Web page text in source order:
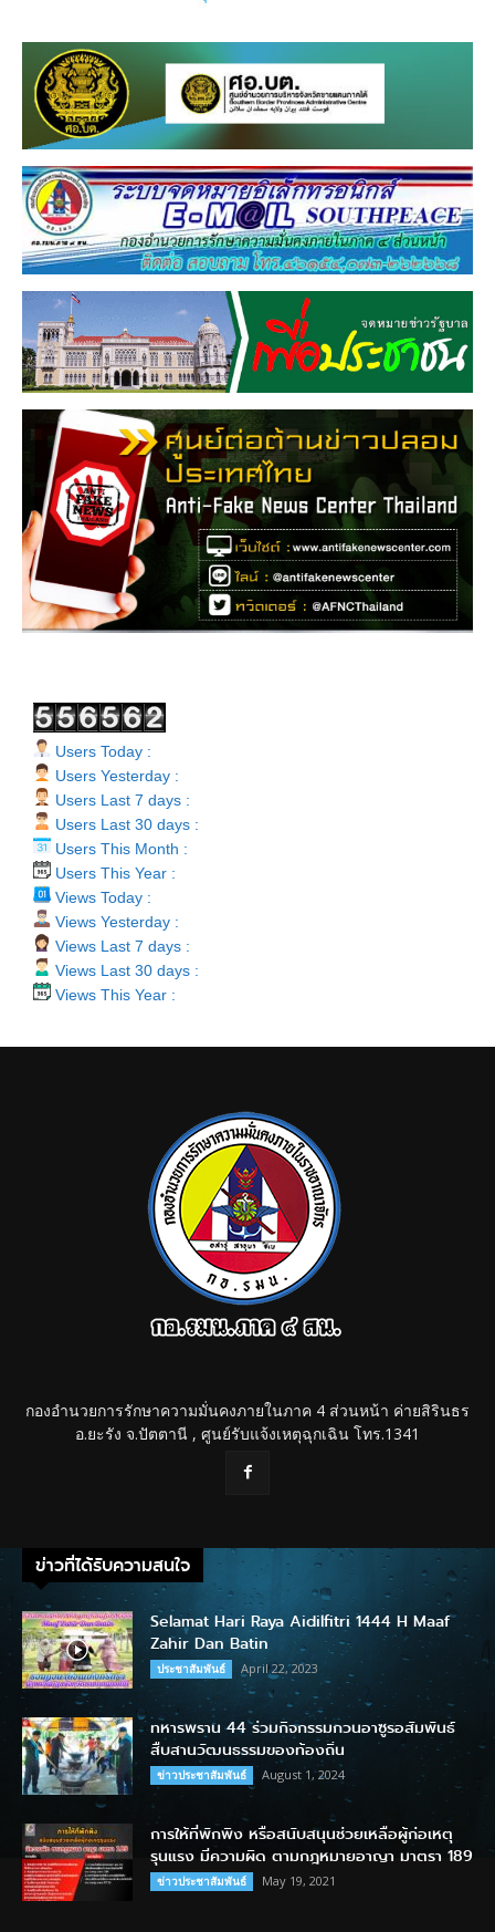
Users Today :
Users Yesterday :
Users Last 7 days :
Users Last 30 days :
Users This Month :
Users This Year :
Views Today :
Views Yesterday :
Views Last 7 days :
Views Last 30 days :
Views This Year :
กองอำนวยการรักษาความมั่นคงภายในภาค 4 ส่วนหน้า ค่ายสิรินธร
อ.ยะรัง จ.ปัตตานี , ศูนย์รับแจ้งเหตุฉุกเฉิน โทร.1341
ข่าวที่ได้รับความสนใจ
Selamat Hari Raya Aidilfitri 1444 H Maaf
Zahir Dan Batin
ประชาสัมพันธ์ April 22, 2023
ทหารพราน 44 ร่วมกิจกรรมกวนอาซูรอสัมพันธ์
สืบสานวัฒนธรรมของท้องถิ่น
ข่าวประชาสัมพันธ์ August 1, 2024
การให้ที่พักพิง หรือสนับสนุนช่วยเหลือผู้ก่อเหตุ
รุนแรง มีความผิด ตามกฎหมายอาญา มาตรา 189
ข่าวประชาสัมพันธ์ May 19, 2021